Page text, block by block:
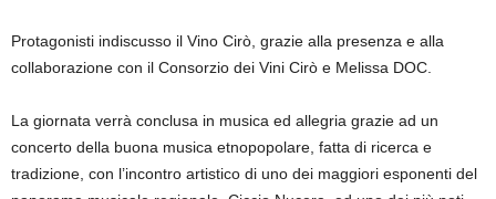
Protagonisti indiscusso il Vino Cirò, grazie alla presenza e alla
collaborazione con il Consorzio dei Vini Cirò e Melissa DOC.
La giornata verrà conclusa in musica ed allegria grazie ad un
concerto della buona musica etnopopolare, fatta di ricerca e
tradizione, con l’incontro artistico di uno dei maggiori esponenti del